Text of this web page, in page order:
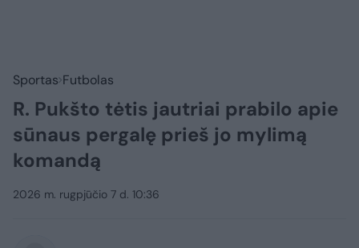
Sportas Futbolas
R. Pukšto tėtis jautriai prabilo apie
sūnaus pergalę prieš jo mylimą
komandą
2026 m. rugpjūčio 7 d. 10:36